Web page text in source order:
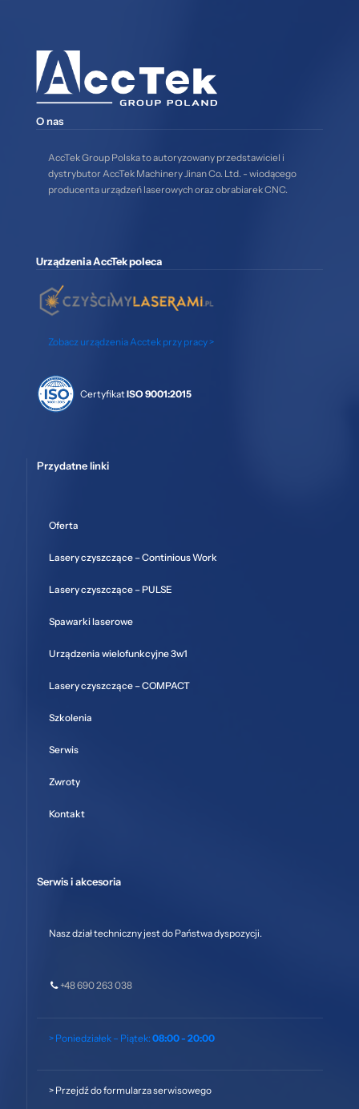
O nas
AccTek Group Polska to autoryzowany przedstawiciel i
dystrybutor AccTek Machinery Jinan Co. Ltd. - wiodącego
producenta urządzeń laserowych oraz obrabiarek CNC.
Urządzenia AccTek poleca
Zobacz urządzenia Acctek przy pracy >
CertyfikatISO 9001:2015
Przydatne linki
Oferta
Lasery czyszczące – Continious Work
Lasery czyszczące – PULSE
Spawarki laserowe
Urządzenia wielofunkcyjne 3w1
Lasery czyszczące – COMPACT
Szkolenia
Serwis
Zwroty
Kontakt
Serwis i akcesoria
Nasz dział techniczny jest do Państwa dyspozycji.
+48 690 263 038
> Poniedziałek – Piątek: 08:00 - 20:00
> Przejdź do formularza serwisowego